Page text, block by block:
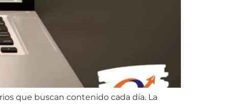
que buscan contenido cada día. La